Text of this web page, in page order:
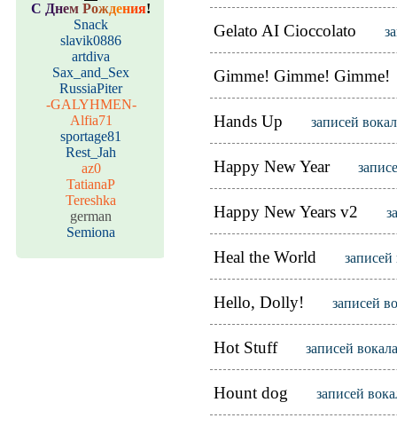
С Днем Рождения!
Snack
slavik0886
artdiva
Sax_and_Sex
RussiaPiter
-GALYHMEN-
Alfia71
sportage81
Rest_Jah
az0
TatianaP
Tereshka
german
Semiona
Gelato AI Cioccolato
Gimme! Gimme! Gimme!
Hands Up записей
Happy New Year
Happy New Years v2
Heal the World записей
Hello, Dolly! записей
Hot Stuff записей вокала
Hount dog записей